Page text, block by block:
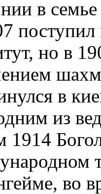
в
поступил
но в
в
из
1914
во